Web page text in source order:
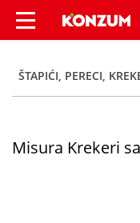
Misura
ŠTAPIĆI, PERECI,
Misura Krekeri